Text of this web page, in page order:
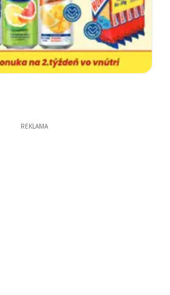
REKLAMA